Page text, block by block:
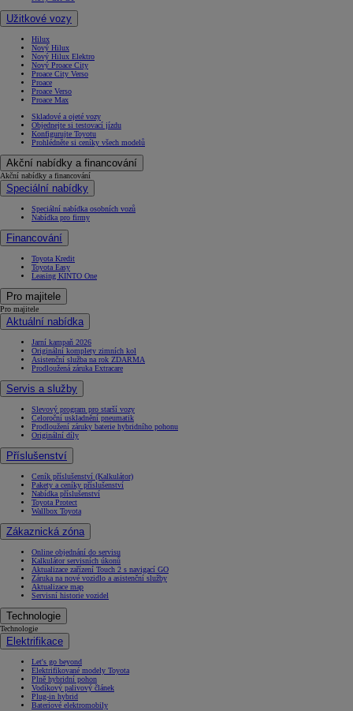
Užitkové vozy
Hilux
Nový Hilux
Nový Hilux Elektro
Nový Proace City
Proace City Verso
Proace
Proace Verso
Proace Max
Skladové a ojeté vozy
Objednejte si testovací jízdu
Konfigurujte Toyotu
Prohlédněte si ceníky všech modelů
Akční nabídky a financování
Akční nabídky a financování
Speciální nabídky
Speciální nabídka osobních vozů
Nabídka pro firmy
Financování
Toyota Kredit
Toyota Easy
Leasing KINTO One
Pro majitele
Pro majitele
Aktuální nabídka
Jarní kampaň 2026
Originální komplety zimních kol
Asistenční služba na rok ZDARMA
Prodloužená záruka Extracare
Servis a služby
Slevový program pro starší vozy
Celoroční uskladnění pneumatik
Prodloužení záruky baterie hybridního pohonu
Originální díly
Příslušenství
Ceník příslušenství (Kalkulátor)
Pakety a ceníky příslušenství
Nabídka příslušenství
Toyota Protect
Wallbox Toyota
Zákaznická zóna
Online objednání do servisu
Kalkulátor servisních úkonů
Aktualizace zařízení Touch 2 s navigací GO
Záruka na nové vozidlo a asistenční služby
Aktualizace map
Servisní historie vozidel
Technologie
Technologie
Elektrifikace
Let's go beyond
Elektrifikované modely Toyota
Plně hybridní pohon
Vodíkový palivový článek
Plug-in hybrid
Bateriové elektromobily